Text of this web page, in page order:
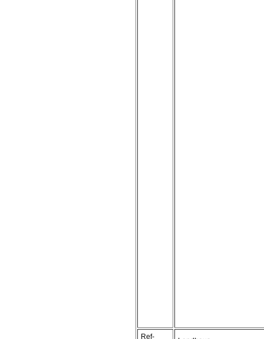
Ref-